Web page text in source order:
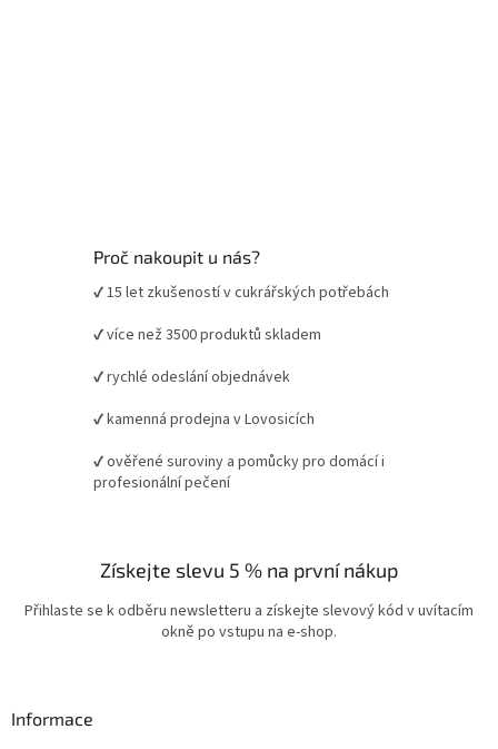
Proč nakoupit u nás?
✔ 15 let zkušeností v cukrářských potřebách
✔ více než 3500 produktů skladem
✔ rychlé odeslání objednávek
✔ kamenná prodejna v Lovosicích
✔ ověřené suroviny a pomůcky pro domácí i
profesionální pečení
Získejte slevu 5 % na první nákup
Přihlaste se k odběru newsletteru a získejte slevový kód v uvítacím
okně po vstupu na e-shop.
Informace